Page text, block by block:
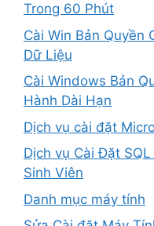
Trong 60 Phút
Cài Win Bản Quyền
Dữ Liệu
Cài Windows Bản
Hành Dài Hạn
Dịch vụ cài đặt
Dịch vụ Cài Đặt
Sinh Viên
Danh mục máy tính